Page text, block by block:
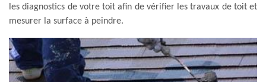
les diagnostics de votre toit afin de vérifier les travaux de toit et
mesurer la surface à peindre.